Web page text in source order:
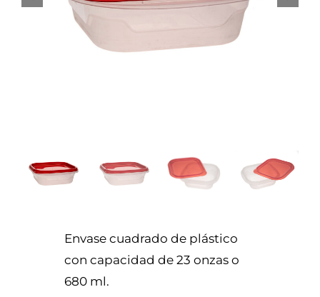
Envase cuadrado de plástico
con capacidad de 23 onzas o
680 ml.